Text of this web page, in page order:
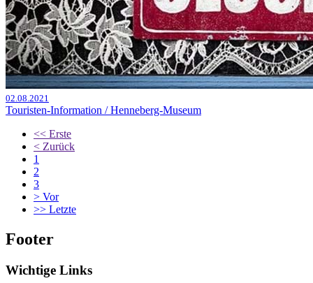
02.08.2021
Touristen-Information / Henneberg-Museum
<< Erste
< Zurück
1
2
3
> Vor
>> Letzte
Footer
Wichtige Links